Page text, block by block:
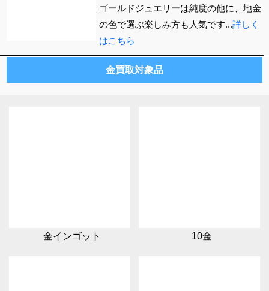
ゴールドジュエリーは純度の他に、地金
の色で選ぶ楽しみ方も人気です...詳しく
はこちら
金買取対象品
金インゴット 10金